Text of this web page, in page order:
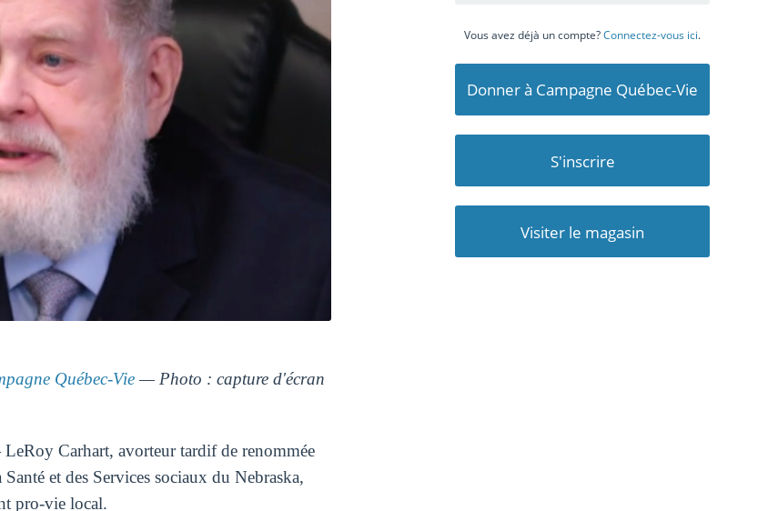
Québec-Vie— Photo : capture d'écran
Carhart, avorteur tardif de renommée
et des Services sociaux du Nebraska,
pro-vie local.
Vous avez déjà un compte?Connectez-vous ici.
Donner à Campagne Québec-Vie
S'inscrire
Visiter le magasin